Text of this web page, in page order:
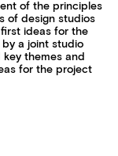
of the principles
of design studios
ideas for the
by a joint studio
key themes and
for the project